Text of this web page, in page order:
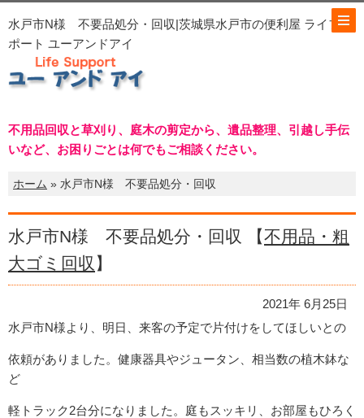
水戸市N様 不要品処分・回収|茨城県水戸市の便利屋 ライフサ
ポート ユーアンドアイ
不用品回収と草刈り、庭木の剪定から、遺品整理、引越し手伝
いなど、お困りごとは何でもご相談ください。
ホーム » 水戸市N様 不要品処分・回収
水戸市N様 不要品処分・回収 【不用品・粗
大ゴミ回収 】
2021年 6月25日
水戸市N様より、明日、来客の予定で片付けをしてほしいとの
依頼がありました。健康器具やジュータン、相当数の植木鉢な
ど
軽トラック2台分になりました。庭もスッキリ、お部屋もひろく